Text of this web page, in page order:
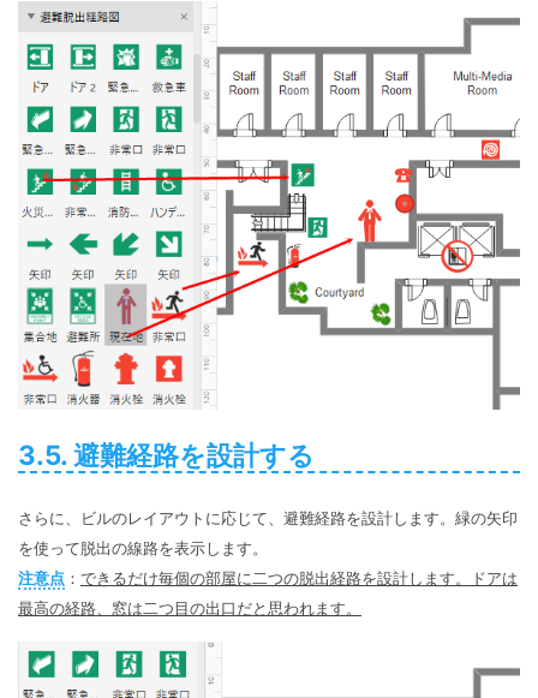
3.5. 避難経路を設計する
さらに、ビルのレイアウトに応じて、避難経路を設計します。緑の矢印
を使って脱出の線路を表示します。
注意点 ： できるだけ毎個の部屋に二つの脱出経路を設計します。ドアは
最高の経路、窓は二つ目の出口だと思われます。